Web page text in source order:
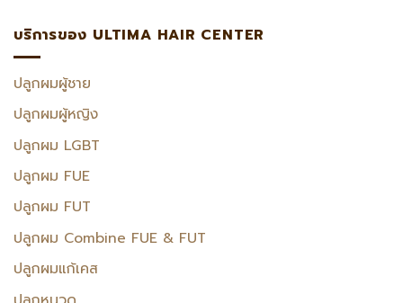
บริการของ ULTIMA HAIR CENTER
ปลูกผมผู้ชาย
ปลูกผมผู้หญิง
ปลูกผม LGBT
ปลูกผม FUE
ปลูกผม FUT
ปลูกผม Combine FUE & FUT
ปลูกผมแก้เคส